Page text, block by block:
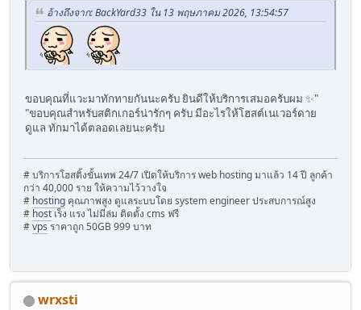
อ้างถึงจาก: BackYard33 ใน 13 พฤษภาคม 2026, 13:54:57
ขอบคุณที่แวะมาทักทายกันนะครับ ยินดีให้บริการเสมอครับผม ✨"
"ขอบคุณสำหรับสติกเกอร์น่ารักๆ ครับ มีอะไรให้โฮสต์เนเวอร์ดาย
ดูแล ทักมาได้ตลอดเลยนะครับ
# บริการโฮสติ้งขั้นเทพ 24/7 เปิดให้บริการ web hosting มาแล้ว 14 ปี ลูกค้า
กว่า 40,000 ราย ให้ความไว้วางใจ
# hosting คุณภาพสูง ดูแลระบบโดย system engineer ประสบการณ์สูง
# host เร็ง แรง ไม่มีล่ม ติดตั้ง cms ฟรี
#vps ราคาถูก 50GB 999 บาท
wrxsti